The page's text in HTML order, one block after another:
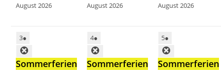
August 2026
August 2026
August 2026
3●
Sommerferien
4●
Sommerferien
5●
Sommerferien